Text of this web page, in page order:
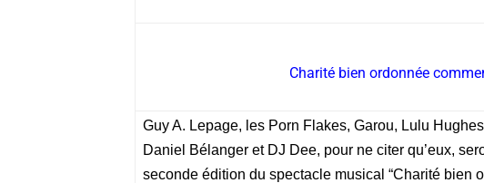
Charité bien ordonnée
Guy A. Lepage, les Porn Flakes, Garou, Lulu
Daniel Bélanger et DJ Dee, pour ne citer qu’eux,
seconde édition du spectacle musical “Charité bien